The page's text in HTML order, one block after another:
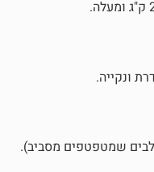
ונקייה.
שמטפטפים מסביב).